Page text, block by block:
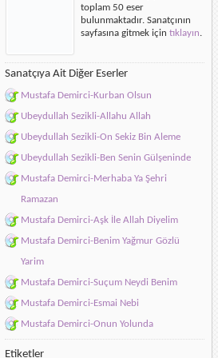
toplam 50 eser
bulunmaktadır. Sanatçının
sayfasına gitmek için tıklayın.
Sanatçıya Ait Diğer Eserler
Mustafa Demirci-Kurban Olsun
Ubeydullah Sezikli-Allahu Allah
Ubeydullah Sezikli-On Sekiz Bin Aleme
Ubeydullah Sezikli-Ben Senin Gülşeninde
Mustafa Demirci-Merhaba Ya Şehri
Ramazan
Mustafa Demirci-Aşk İle Allah Diyelim
Mustafa Demirci-Benim Yağmur Gözlü
Yarim
Mustafa Demirci-Suçum Neydi Benim
Mustafa Demirci-Esmai Nebi
Mustafa Demirci-Onun Yolunda
Etiketler